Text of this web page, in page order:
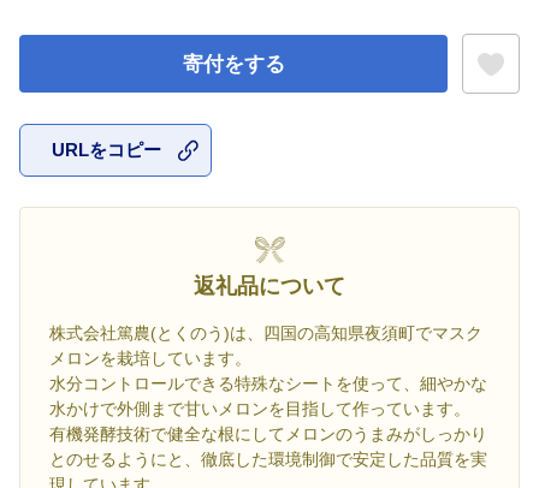
寄付をする
URLをコピー
返礼品について
株式会社篤農(とくのう)は、四国の高知県夜須町でマスク
メロンを栽培しています。
水分コントロールできる特殊なシートを使って、細やかな
水かけで外側まで甘いメロンを目指して作っています。
有機発酵技術で健全な根にしてメロンのうまみがしっかり
とのせるようにと、徹底した環境制御で安定した品質を実